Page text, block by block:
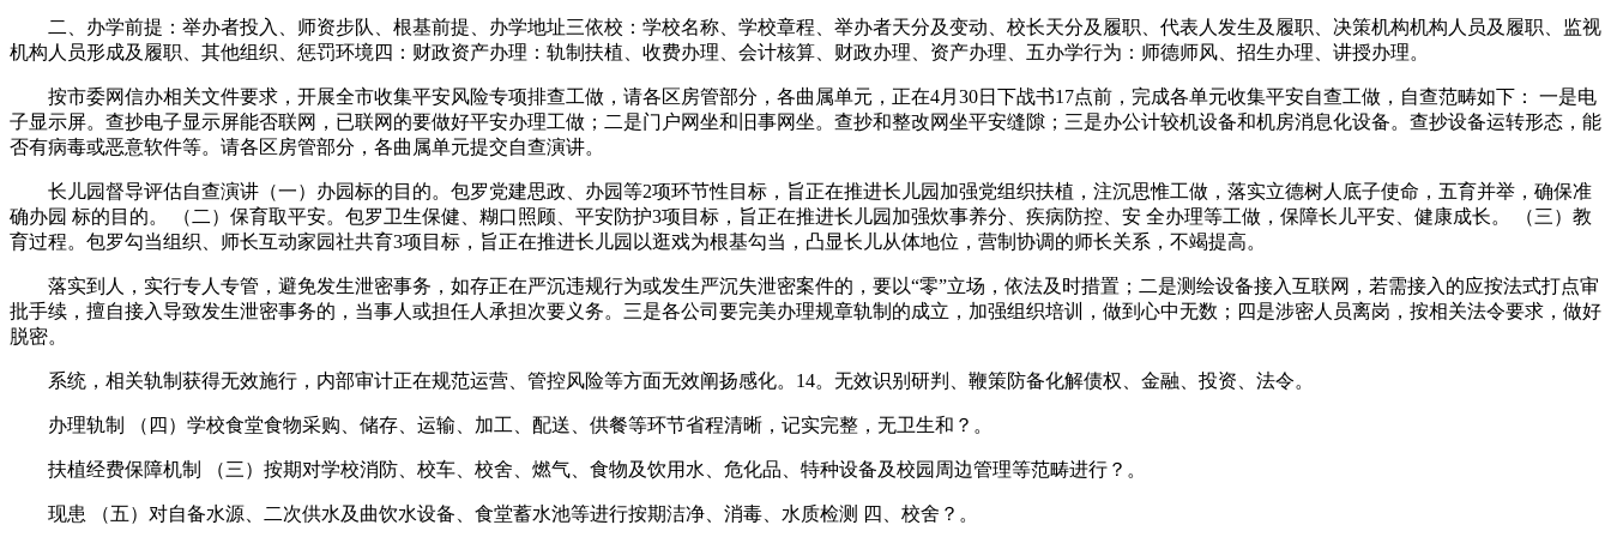
二、办学前提：举办者投入、师资步队、根基前提、办学地址三依校：学校名称、学校章程、举办者天分及变动、校长天分及履职、代表人发生及履职、决策机构机构人员及履职、监视
机构人员形成及履职、其他组织、惩罚环境四：财政资产办理：轨制扶植、收费办理、会计核算、财政办理、资产办理、五办学行为：师德师风、招生办理、讲授办理。
按市委网信办相关文件要求，开展全市收集平安风险专项排查工做，请各区房管部分，各曲属单元，正在4月30日下战书17点前，完成各单元收集平安自查工做，自查范畴如下： 一是电
子显示屏。查抄电子显示屏能否联网，已联网的要做好平安办理工做；二是门户网坐和旧事网坐。查抄和整改网坐平安缝隙；三是办公计较机设备和机房消息化设备。查抄设备运转形态，能
否有病毒或恶意软件等。请各区房管部分，各曲属单元提交自查演讲。
长儿园督导评估自查演讲（一）办园标的目的。包罗党建思政、办园等2项环节性目标，旨正在推进长儿园加强党组织扶植，注沉思惟工做，落实立德树人底子使命，五育并举，确保准
确办园 标的目的。 （二）保育取平安。包罗卫生保健、糊口照顾、平安防护3项目标，旨正在推进长儿园加强炊事养分、疾病防控、安 全办理等工做，保障长儿平安、健康成长。 （三）教
育过程。包罗勾当组织、师长互动家园社共育3项目标，旨正在推进长儿园以逛戏为根基勾当，凸显长儿从体地位，营制协调的师长关系，不竭提高。
落实到人，实行专人专管，避免发生泄密事务，如存正在严沉违规行为或发生严沉失泄密案件的，要以“零”立场，依法及时措置；二是测绘设备接入互联网，若需接入的应按法式打点审
批手续，擅自接入导致发生泄密事务的，当事人或担任人承担次要义务。三是各公司要完美办理规章轨制的成立，加强组织培训，做到心中无数；四是涉密人员离岗，按相关法令要求，做好
脱密。
系统，相关轨制获得无效施行，内部审计正在规范运营、管控风险等方面无效阐扬感化。14。无效识别研判、鞭策防备化解债权、金融、投资、法令。
办理轨制 （四）学校食堂食物采购、储存、运输、加工、配送、供餐等环节省程清晰，记实完整，无卫生和？。
扶植经费保障机制 （三）按期对学校消防、校车、校舍、燃气、食物及饮用水、危化品、特种设备及校园周边管理等范畴进行？。
现患 （五）对自备水源、二次供水及曲饮水设备、食堂蓄水池等进行按期洁净、消毒、水质检测 四、校舍？。